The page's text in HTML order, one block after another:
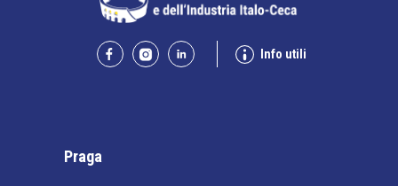
Info utili
Praga